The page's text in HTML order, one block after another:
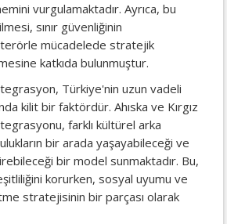
vurgulamaktadır. Ayrıca, bu
sınır güvenliğinin
mücadelede stratejik
katkıda bulunmuştur.
Türkiye'nin uzun vadeli
kilit bir faktördür. Ahıska ve Kırgız
farklı kültürel arka
bir arada yaşayabileceği ve
bir model sunmaktadır. Bu,
korurken, sosyal uyumu ve
stratejisinin bir parçası olarak